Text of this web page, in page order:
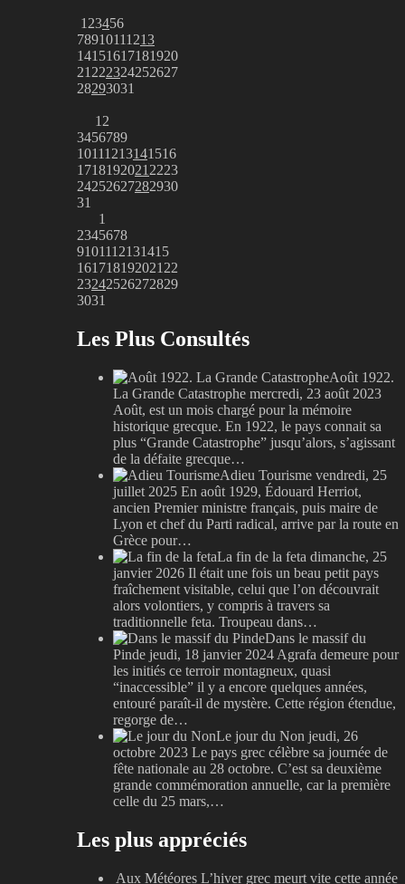
123456
78910111213
14151617181920
21222324252627
28293031
12
3456789
10111213141516
17181920212223
24252627282930
31
1
2345678
9101112131415
16171819202122
23242526272829
3031
Les Plus Consultés
Août 1922.
La Grande Catastrophe mercredi, 23 août 2023
Août, est un mois chargé pour la mémoire
historique grecque. En 1922, le pays connait sa
plus “Grande Catastrophe” jusqu’alors, s’agissant
de la défaite grecque…
Adieu Tourisme vendredi, 25
juillet 2025 En août 1929, Édouard Herriot,
ancien Premier ministre français, puis maire de
Lyon et chef du Parti radical, arrive par la route en
Grèce pour…
La fin de la feta dimanche, 25
janvier 2026 Il était une fois un beau petit pays
fraîchement visitable, celui que l’on découvrait
alors volontiers, y compris à travers sa
traditionnelle feta. Troupeau dans…
Dans le massif du
Pinde jeudi, 18 janvier 2024 Agrafa demeure pour
les initiés ce terroir montagneux, quasi
“inaccessible” il y a encore quelques années,
entouré paraît-il de mystère. Cette région étendue,
regorge de…
Le jour du Non jeudi, 26
octobre 2023 Le pays grec célèbre sa journée de
fête nationale au 28 octobre. C’est sa deuxième
grande commémoration annuelle, car la première
celle du 25 mars,…
Les plus appréciés
Aux Météores L’hiver grec meurt vite cette année